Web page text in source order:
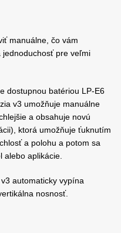
manuálne, čo vám
jednoduchosť pre veľmi
dostupnou batériou LP-E6
v3 umožňuje manuálne
a obsahuje novú
ktorá umožňuje ťuknutím
a polohu a potom sa
alebo aplikácie.
automaticky vypína
nosnosť.